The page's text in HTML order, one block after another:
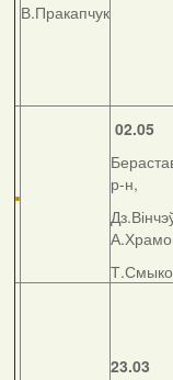
В.Пракапчук
02.05
р-н,
23.03